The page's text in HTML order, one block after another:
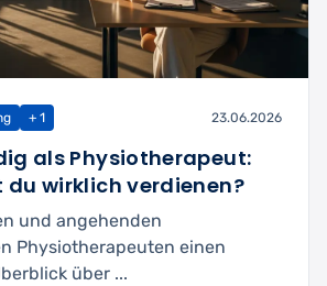
+ 1 23.06.2026
als Physiotherapeut:
du wirklich verdienen?
und angehenden
Physiotherapeuten einen
über ...